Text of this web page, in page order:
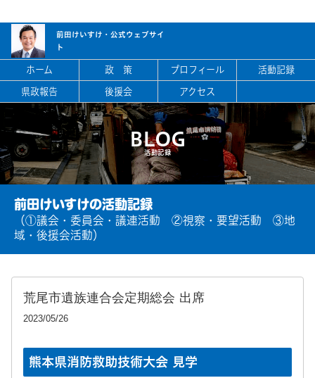
前田けいすけ・ 公式ウェブサイ
ト
ホーム 政 策 プロフィール
活動記録
県政報告
後援会 アクセス
BLOG
活動記録
前田けいすけの活動記録
（①議会・委員会・議連活動 ②視察・要望活動 ③地
域・後援会活動）
荒尾市遺族連合会定期総会 出席
2023/05/26
熊本県消防救助技術大会 見学